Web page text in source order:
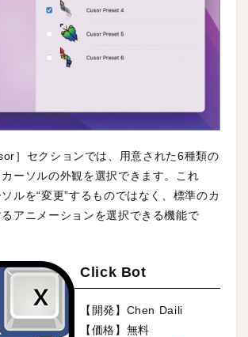
］セクションでは、用意された6種類の
ーソルの外観を選択できます。これ
ルを“変更”するものではなく、標準のカ
アニメーションを選択できる機能で
Click Bot
【開発】Chen Daili
【価格】無料